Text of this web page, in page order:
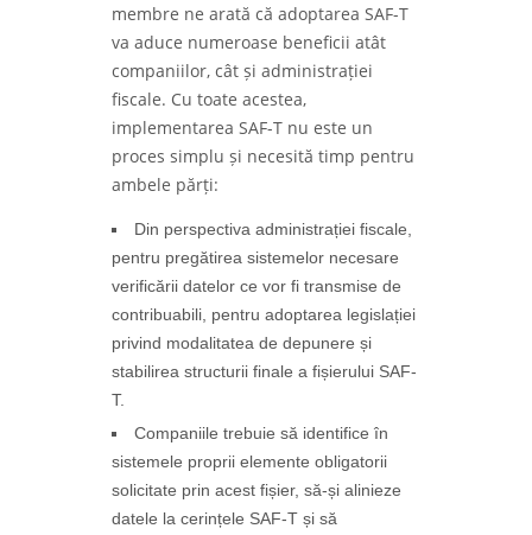
membre ne arată că adoptarea SAF-T
va aduce numeroase beneficii atât
companiilor, cât și administrației
fiscale. Cu toate acestea,
implementarea SAF-T nu este un
proces simplu și necesită timp pentru
ambele părți:
Din perspectiva administrației fiscale,
pentru pregătirea sistemelor necesare
verificării datelor ce vor fi transmise de
contribuabili, pentru adoptarea legislației
privind modalitatea de depunere și
stabilirea structurii finale a fișierului SAF-
T.
Companiile trebuie să identifice în
sistemele proprii elemente obligatorii
solicitate prin acest fișier, să-și alinieze
datele la cerințele SAF-T și să